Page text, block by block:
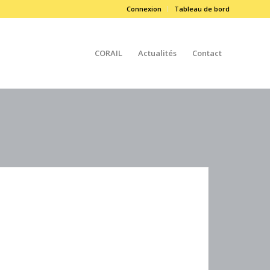
Connexion Tableau de bord
CORAIL Actualités Contact